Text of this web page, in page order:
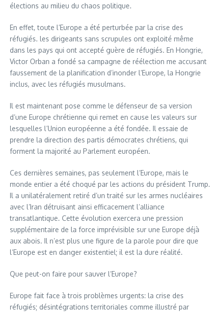
élections au milieu du chaos politique.
En effet, toute l’Europe a été perturbée par la crise des
réfugiés. les dirigeants sans scrupules ont exploité même
dans les pays qui ont accepté guère de réfugiés. En Hongrie,
Victor Orban a fondé sa campagne de réélection me accusant
faussement de la planification d’inonder l’Europe, la Hongrie
inclus, avec les réfugiés musulmans.
Il est maintenant pose comme le défenseur de sa version
d’une Europe chrétienne qui remet en cause les valeurs sur
lesquelles l’Union européenne a été fondée. Il essaie de
prendre la direction des partis démocrates chrétiens, qui
forment la majorité au Parlement européen.
Ces dernières semaines, pas seulement l’Europe, mais le
monde entier a été choqué par les actions du président Trump.
Il a unilatéralement retiré d’un traité sur les armes nucléaires
avec l’Iran détruisant ainsi efficacement l’alliance
transatlantique. Cette évolution exercera une pression
supplémentaire de la force imprévisible sur une Europe déjà
aux abois. Il n’est plus une figure de la parole pour dire que
l’Europe est en danger existentiel; il est la dure réalité.
Que peut-on faire pour sauver l’Europe?
Europe fait face à trois problèmes urgents: la crise des
réfugiés; désintégrations territoriales comme illustré par